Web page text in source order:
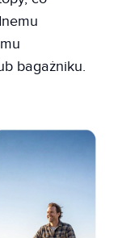
bagażniku.